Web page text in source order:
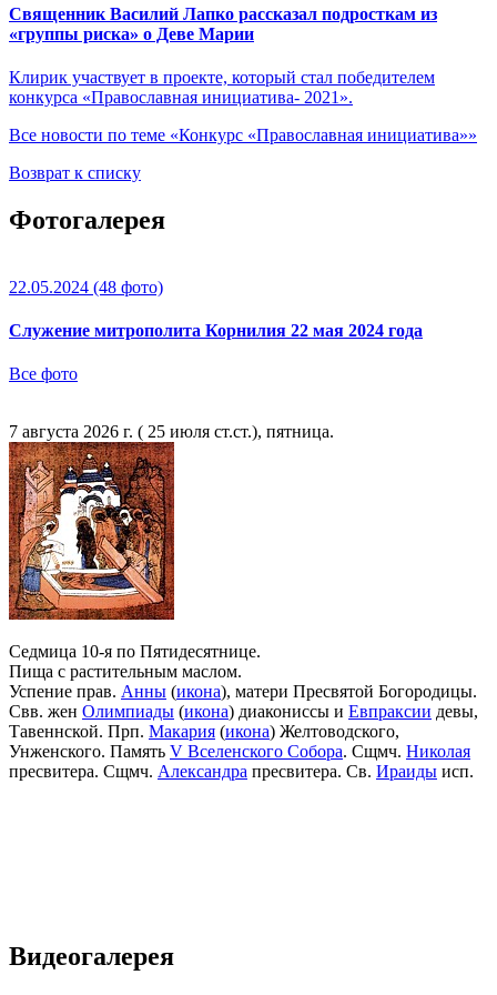
Священник Василий Лапко рассказал подросткам из
«группы риска» о Деве Марии
Клирик участвует в проекте, который стал победителем
конкурса «Православная инициатива- 2021».
Все новости по теме «Конкурс «Православная инициатива»»
Возврат к списку
Фотогалерея
22.05.2024 (48 фото)
Служение митрополита Корнилия 22 мая 2024 года
Все фото
7 августа 2026 г. ( 25 июля ст.ст.), пятница.
Седмица 10-я по Пятидесятнице.
Пища с растительным маслом.
Успение прав. Анны (икона), матери Пресвятой Богородицы.
Свв. жен Олимпиады (икона) диакониссы и Евпраксии девы,
Тавеннской. Прп. Макария (икона) Желтоводского,
Унженского. Память V Вселенского Собора. Сщмч. Николая
пресвитера. Сщмч. Александра пресвитера. Св. Ираиды исп.
Видеогалерея